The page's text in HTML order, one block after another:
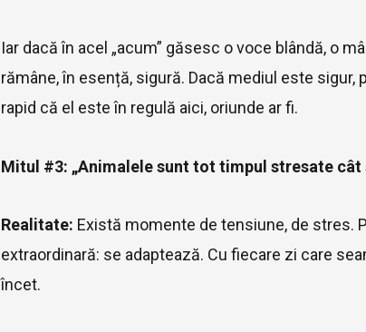
Iar dacă în acel „acum” găsesc o voce blândă, o
rămâne, în esență, sigură. Dacă mediul este
rapid că el este în regulă aici, oriunde ar fi.
Mitul #3: „Animalele sunt tot timpul stresate cât
Realitate: Există momente de tensiune, de stres.
extraordinară: se adaptează. Cu fiecare zi care
încet.